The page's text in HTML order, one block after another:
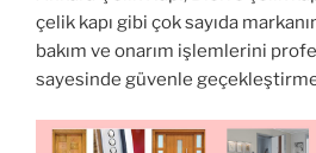
çelik kapı gibi çok sayıda
bakım ve onarım işlemlerini
sayesinde güvenle